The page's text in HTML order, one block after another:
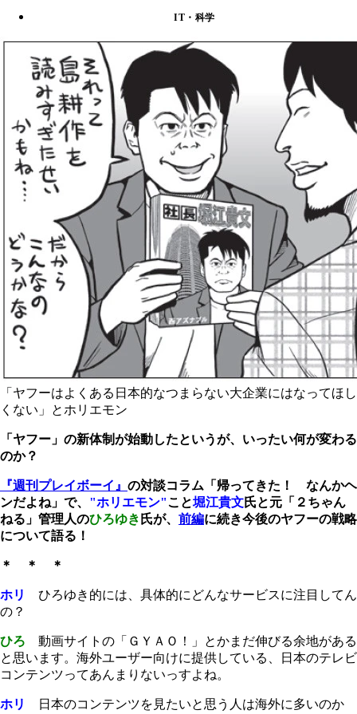
IT・科学
「ヤフーはよくある日本的なつまらない大企業にはなってほし
くない」とホリエモン
「ヤフー」の新体制が始動したというが、いったい何が変わる
のか？
『週刊プレイボーイ』 の対談コラム「帰ってきた！ なんかヘ
ンだよね」で、 "ホリエモン"こと堀江貴文氏と元「２ちゃん
ねる」管理人のひろゆき 氏が、 前編に続き今後のヤフーの戦略
について語る！
＊ ＊ ＊
ホリ
ひろゆき的には、具体的にどんなサービスに注目してん
の？
ひろ 動画サイトの「ＧＹＡＯ！」とかまだ伸びる余地がある
と思います。海外ユーザー向けに提供している、日本のテレビ
コンテンツってあんまりないっすよね。
ホリ
日本のコンテンツを見たいと思う人は海外に多いのか